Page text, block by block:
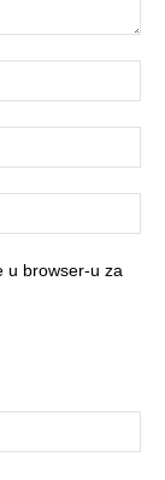
u browser-u za